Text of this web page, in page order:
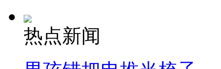
热点新闻